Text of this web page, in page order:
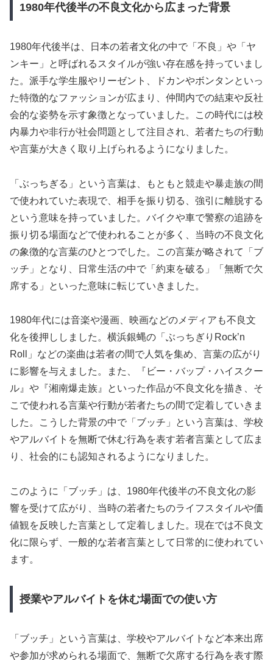
1980年代後半の不良文化から広まった背景
1980年代後半は、日本の若者文化の中で「不良」や「ヤ
ンキー」と呼ばれるスタイルが強い存在感を持っていまし
た。派手な学生服やリーゼント、ドカンやボンタンといっ
た特徴的なファッションが広まり、仲間内での結束や反社
会的な姿勢を示す象徴となっていました。この時代には校
内暴力や非行が社会問題として注目され、若者たちの行動
や言葉が大きく取り上げられるようになりました。
「ぶっちぎる」という言葉は、もともと競走や暴走族の間
で使われていた表現で、相手を振り切る、強引に離脱する
という意味を持っていました。バイクや車で警察の追跡を
振り切る場面などで使われることが多く、当時の不良文化
の象徴的な言葉のひとつでした。この言葉が略されて「ブ
ッチ」となり、日常生活の中で「約束を破る」「無断で欠
席する」といった意味に転じていきました。
1980年代には音楽や漫画、映画などのメディアも不良文
化を後押ししました。横浜銀蝿の「ぶっちぎりRock’n
Roll」などの楽曲は若者の間で人気を集め、言葉の広がり
に影響を与えました。また、『ビー・バップ・ハイスクー
ル』や『湘南爆走族』といった作品が不良文化を描き、そ
こで使われる言葉や行動が若者たちの間で定着していきま
した。こうした背景の中で「ブッチ」という言葉は、学校
やアルバイトを無断で休む行為を表す若者言葉として広ま
り、社会的にも認知されるようになりました。
このように「ブッチ」は、1980年代後半の不良文化の影
響を受けて広がり、当時の若者たちのライフスタイルや価
値観を反映した言葉として定着しました。現在では不良文
化に限らず、一般的な若者言葉として日常的に使われてい
ます。
授業やアルバイトを休む場面での使い方
「ブッチ」という言葉は、学校やアルバイトなど本来出席
や参加が求められる場面で、無断で欠席する行為を表す際